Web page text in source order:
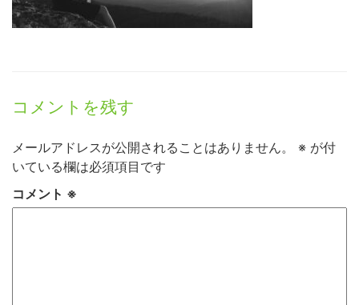
コメントを残す
メールアドレスが公開されることはありません。 ※ が付
いている欄は必須項目です
コメント ※